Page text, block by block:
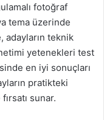
fotoğraf
tema üzerinde
teknik
yetenekleri test
en iyi sonuçları
pratikteki
sunar.